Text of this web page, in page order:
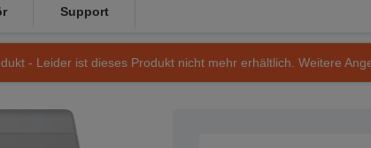
Support
- Leider ist dieses Produkt nicht mehr erhältlich. Weitere